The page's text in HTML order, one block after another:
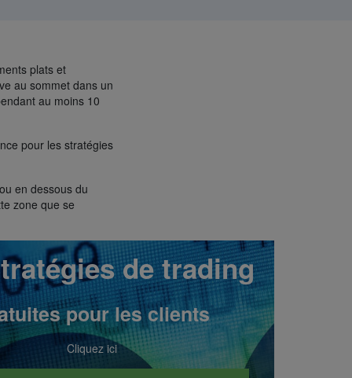
plats et
au sommet dans un
au moins 10
pour les stratégies
en dessous du
zone que se
de trading
pour les clients
Cliquez ici